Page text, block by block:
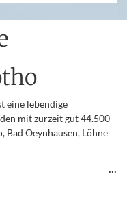
eine lebendige
mit zurzeit gut 44.500
Bad Oeynhausen, Löhne